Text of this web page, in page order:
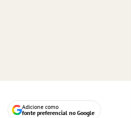
Adicione como
fonte preferencial no Google